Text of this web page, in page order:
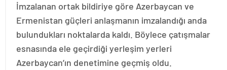
İmzalanan ortak bildiriye göre Azerbaycan ve
Ermenistan güçleri anlaşmanın imzalandığı anda
bulundukları noktalarda kaldı. Böylece çatışmalar
esnasında ele geçirdiği yerleşim yerleri
Azerbaycan’ın denetimine geçmiş oldu.